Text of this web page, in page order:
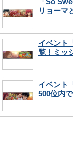
リョーマ
イベント
覧！ミッ
イベント
500位内